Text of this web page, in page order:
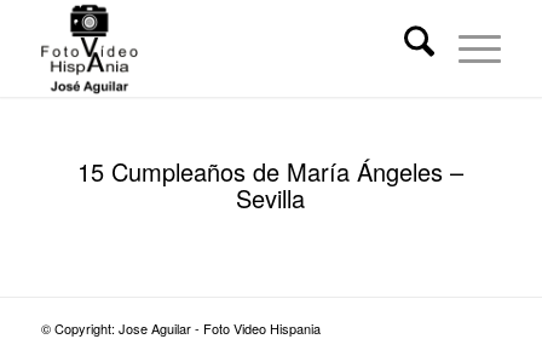
15 Cumpleaños de María Ángeles –
Sevilla
© Copyright: Jose Aguilar - Foto Video Hispania